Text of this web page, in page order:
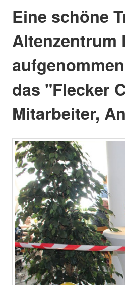
Eine schöne
Altenzentrum
das "Flecker
Mitarbeiter,